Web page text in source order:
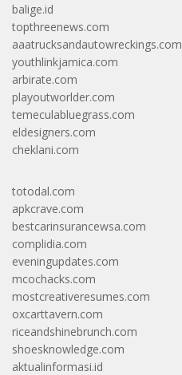
balige.id
topthreenews.com
aaatrucksandautowreckings.com
youthlinkjamica.com
arbirate.com
playoutworlder.com
temeculabluegrass.com
eldesigners.com
cheklani.com
totodal.com
apkcrave.com
bestcarinsurancewsa.com
complidia.com
eveningupdates.com
mcochacks.com
mostcreativeresumes.com
oxcarttavern.com
riceandshinebrunch.com
shoesknowledge.com
aktualinformasi.id